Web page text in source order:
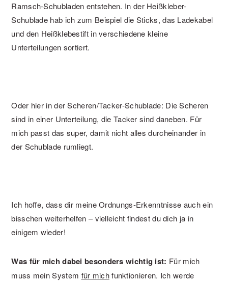
Ramsch-Schubladen entstehen. In der Heißkleber-
Schublade hab ich zum Beispiel die Sticks, das Ladekabel
und den Heißklebestift in verschiedene kleine
Unterteilungen sortiert.
Oder hier in der Scheren/Tacker-Schublade: Die Scheren
sind in einer Unterteilung, die Tacker sind daneben. Für
mich passt das super, damit nicht alles durcheinander in
der Schublade rumliegt.
Ich hoffe, dass dir meine Ordnungs-Erkenntnisse auch ein
bisschen weiterhelfen – vielleicht findest du dich ja in
einigem wieder!
Was für mich dabei besonders wichtig ist: Für mich
muss mein System für michfunktionieren. Ich werde